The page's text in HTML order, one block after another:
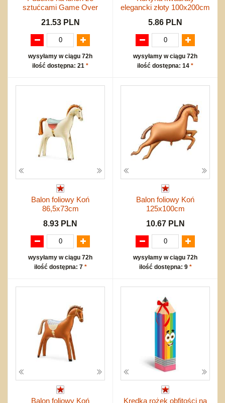
sztućcami Game Over
21.53 PLN
wysyłamy w ciągu 72h
ilość dostępna: 21 *
elegancki złoty 100x200cm
5.86 PLN
wysyłamy w ciągu 72h
ilość dostępna: 14 *
Balon foliowy Koń
86,5x73cm
8.93 PLN
wysyłamy w ciągu 72h
ilość dostępna: 7 *
Balon foliowy Koń
125x100cm
10.67 PLN
wysyłamy w ciągu 72h
ilość dostępna: 9 *
Balon foliowy Koń
Kredka rożek obfitości na